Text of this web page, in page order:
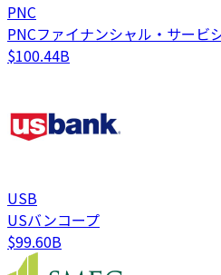
PNC
PNCファイナンシャル・サービ
$100.44B
USB
USバンコープ
$99.60B